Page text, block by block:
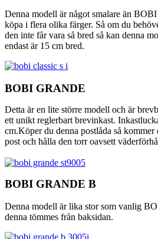
Denna modell är något smalare än
köpa i flera olika färger. Så om du
den inte får vara så bred så kan denna
endast är 15 cm bred.
BOBI GRANDE
Detta är en lite större modell och är
ett unikt reglerbart brevinkast.
cm.Köper du denna postlåda så
post och hålla den torr oavsett
BOBI GRANDE B
Denna modell är lika stor som vanlig
denna tömmes från baksidan.